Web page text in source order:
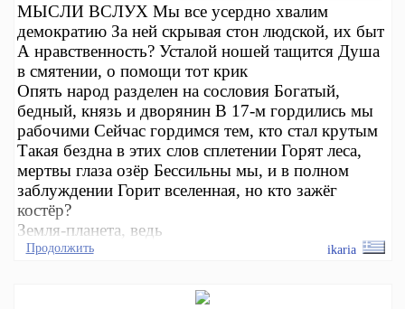
МЫСЛИ ВСЛУХ Мы все усердно хвалим
демократию За ней скрывая стон людской, их быт
А нравственность? Усталой ношей тащится Душа
в смятении, о помощи тот крик
Опять народ разделен на сословия Богатый,
бедный, князь и дворянин В 17-м гордились мы
рабочими Сейчас гордимся тем, кто стал крутым
Такая бездна в этих слов сплетении Горят леса,
мертвы глаза озёр Бессильны мы, и в полном
заблуждении Горит вселенная, но кто зажёг
костёр?
Земля-планета, ведь
Продолжить ikaria